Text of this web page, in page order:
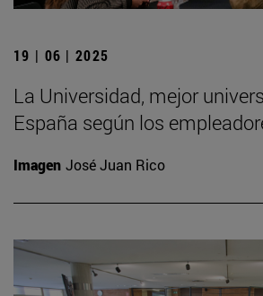
19 | 06 | 2025
La Universidad, mejor
España según los
Imagen José Juan Rico